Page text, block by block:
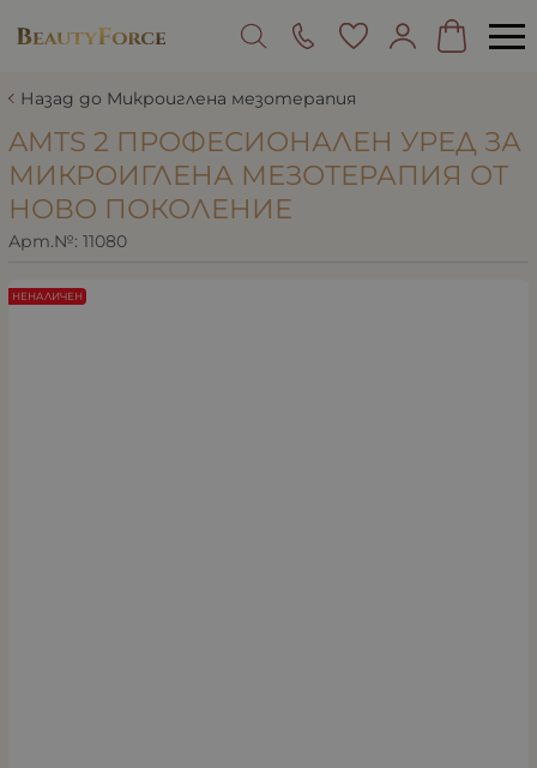
Назад до Микроиглена мезотерапия
AMTS 2 ПРОФЕСИОНАЛЕН УРЕД ЗА
МИКРОИГЛЕНА МЕЗОТЕРАПИЯ ОТ
НОВО ПОКОЛЕНИЕ
Арт.№: 11080
НЕНАЛИЧЕН